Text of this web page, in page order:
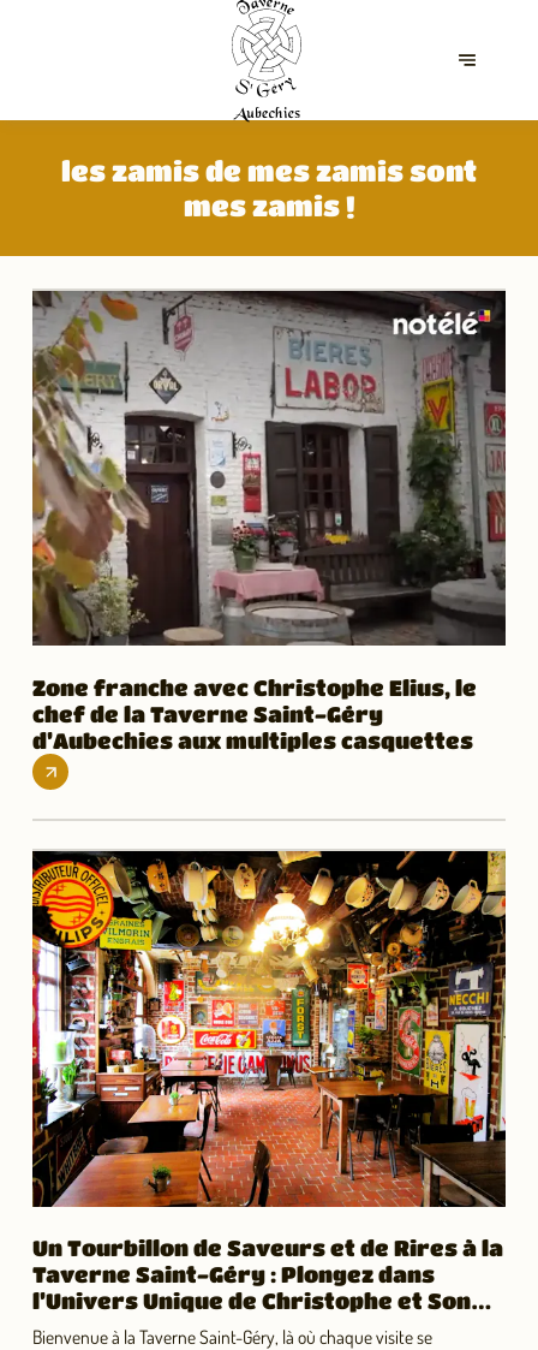
les zamis de mes zamis sont
mes zamis !
Zone franche avec Christophe Elius, le
chef de la Taverne Saint-Géry
d’Aubechies aux multiples casquettes
Un Tourbillon de Saveurs et de Rires à la
Taverne Saint-Géry : Plongez dans
l’Univers Unique de Christophe et Son
Royaume de Bières ! 🍻🎉
Bienvenue à la Taverne Saint-Géry, là où chaque visite se